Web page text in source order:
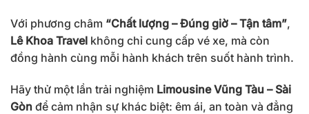
Với phương châm “Chất lượng – Đúng giờ – Tận tâm”,
Lê Khoa Travel không chỉ cung cấp vé xe, mà còn
đồng hành cùng mỗi hành khách trên suốt hành trình.
Hãy thử một lần trải nghiệm Limousine Vũng Tàu – Sài
Gòn để cảm nhận sự khác biệt: êm ái, an toàn và đẳng